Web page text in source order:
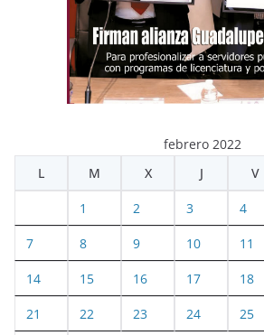
febrero 2022
L
M X J V
1 2 3 4
7 8 9 10 11
14 15 16 17 18
21 22 23 24 25